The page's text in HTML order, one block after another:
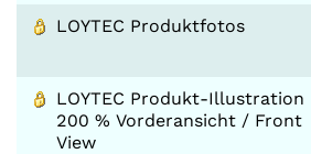
LOYTEC Produktfotos
LOYTEC Produkt-Illustration
200 % Vorderansicht / Front
View